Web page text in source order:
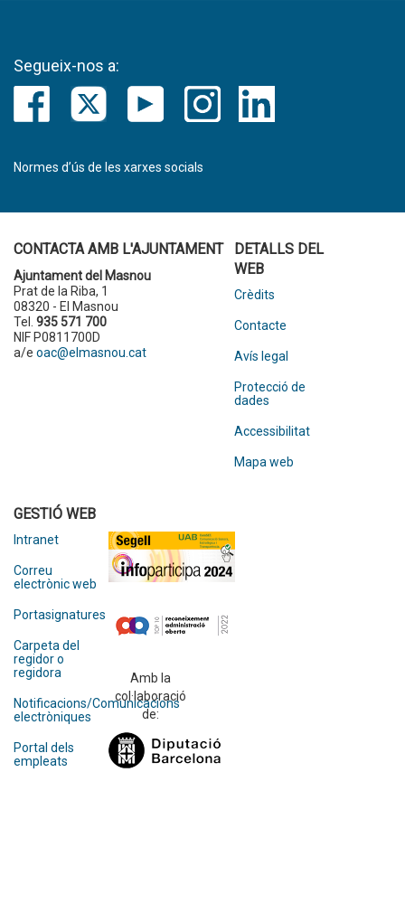
Segueix-nos a:
Normes d’ús de les xarxes socials
CONTACTA AMB L'AJUNTAMENT
Ajuntament del Masnou
Prat de la Riba, 1
08320 - El Masnou
Tel. 935 571 700
NIF P0811700D
a/e oac@elmasnou.cat
DETALLS DEL
WEB
Crèdits
Contacte
Avís legal
Protecció de
dades
Accessibilitat
Mapa web
GESTIÓ WEB
Intranet
Correu
electrònic web
Portasignatures
Carpeta del
regidor o
regidora
Notificacions/Comunicacions
electròniques
Portal dels
empleats
Amb la
col·laboració
de: